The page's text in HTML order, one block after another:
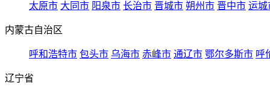
太原市 大同市 阳泉市 长治市 晋城市 朔州市 晋中市 运城
内蒙古自治区
呼和浩特市 包头市 乌海市 赤峰市 通辽市 鄂尔多斯市 呼
辽宁省